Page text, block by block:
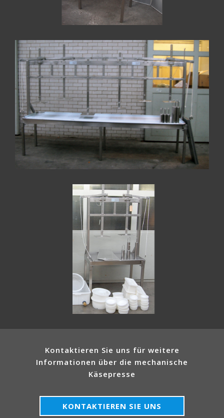
Kontaktieren Sie uns für weitere
Informationen über die mechanische
Käsepresse
KONTAKTIEREN SIE UNS